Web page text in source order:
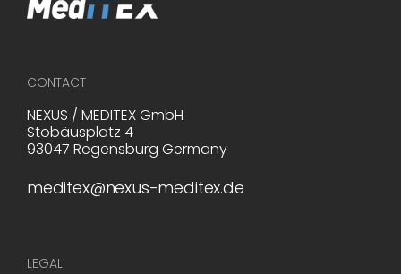
CONTACT
NEXUS / MEDITEX GmbH
Stobäusplatz 4
93047 Regensburg Germany
meditex@nexus-meditex.de
LEGAL